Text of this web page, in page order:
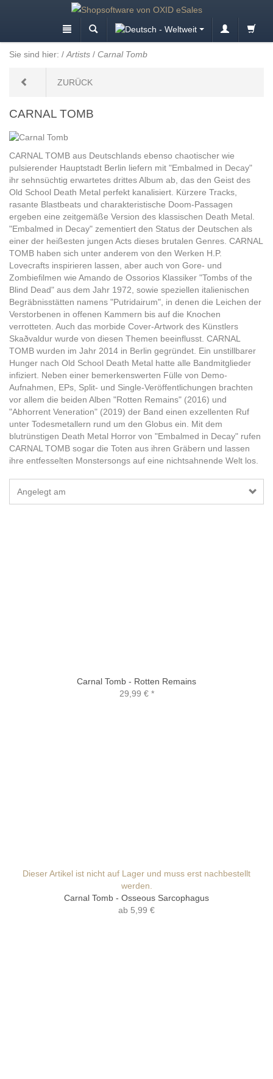
Sie sind hier: / Artists / Carnal Tomb
ZURÜCK
CARNAL TOMB
CARNAL TOMB aus Deutschlands ebenso chaotischer wie
pulsierender Hauptstadt Berlin liefern mit "Embalmed in Decay"
ihr sehnsüchtig erwartetes drittes Album ab, das den Geist des
Old School Death Metal perfekt kanalisiert. Kürzere Tracks,
rasante Blastbeats und charakteristische Doom-Passagen
ergeben eine zeitgemäße Version des klassischen Death Metal.
"Embalmed in Decay" zementiert den Status der Deutschen als
einer der heißesten jungen Acts dieses brutalen Genres. CARNAL
TOMB haben sich unter anderem von den Werken H.P.
Lovecrafts inspirieren lassen, aber auch von Gore- und
Zombiefilmen wie Amando de Ossorios Klassiker "Tombs of the
Blind Dead" aus dem Jahr 1972, sowie speziellen italienischen
Begräbnisstätten namens "Putridairum", in denen die Leichen der
Verstorbenen in offenen Kammern bis auf die Knochen
verrotteten. Auch das morbide Cover-Artwork des Künstlers
Skaðvaldur wurde von diesen Themen beeinflusst. CARNAL
TOMB wurden im Jahr 2014 in Berlin gegründet. Ein unstillbarer
Hunger nach Old School Death Metal hatte alle Bandmitglieder
infiziert. Neben einer bemerkenswerten Fülle von Demo-
Aufnahmen, EPs, Split- und Single-Veröffentlichungen brachten
vor allem die beiden Alben "Rotten Remains" (2016) und
"Abhorrent Veneration" (2019) der Band einen exzellenten Ruf
unter Todesmetallern rund um den Globus ein. Mit dem
blutrünstigen Death Metal Horror von "Embalmed in Decay" rufen
CARNAL TOMB sogar die Toten aus ihren Gräbern und lassen
ihre entfesselten Monstersongs auf eine nichtsahnende Welt los.
Angelegt am
Carnal Tomb - Rotten Remains
29,99 €*
Dieser Artikel ist nicht auf Lager und muss erst nachbestellt
werden.
Carnal Tomb - Osseous Sarcophagus
ab 5,99 €